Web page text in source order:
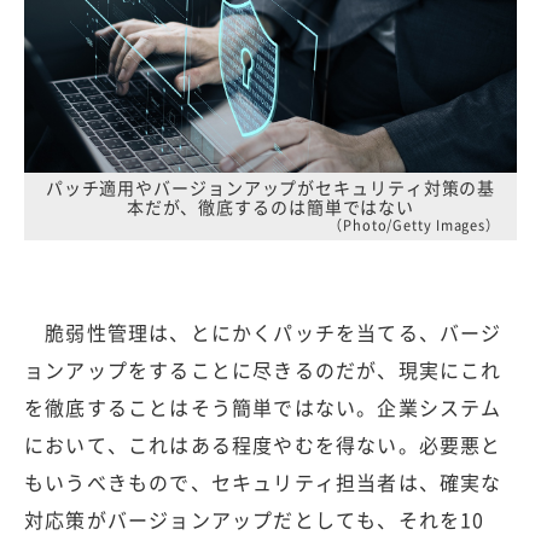
パッチ適用やバージョンアップがセキュリティ対策の基
本だが、徹底するのは簡単ではない
（Photo/Getty Images）
脆弱性管理は、とにかくパッチを当てる、バージ
ョンアップをすることに尽きるのだが、現実にこれ
を徹底することはそう簡単ではない。企業システム
において、これはある程度やむを得ない。必要悪と
もいうべきもので、セキュリティ担当者は、確実な
対応策がバージョンアップだとしても、それを10